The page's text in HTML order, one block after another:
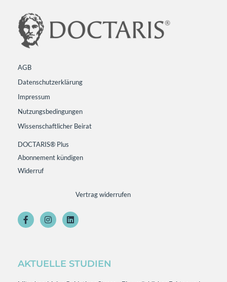
AGB
Datenschutzerklärung
Impressum
Nutzungsbedingungen
Wissenschaftlicher Beirat
DOCTARIS® Plus
Abonnement kündigen
Widerruf
Vertrag widerrufen
AKTUELLE STUDIEN